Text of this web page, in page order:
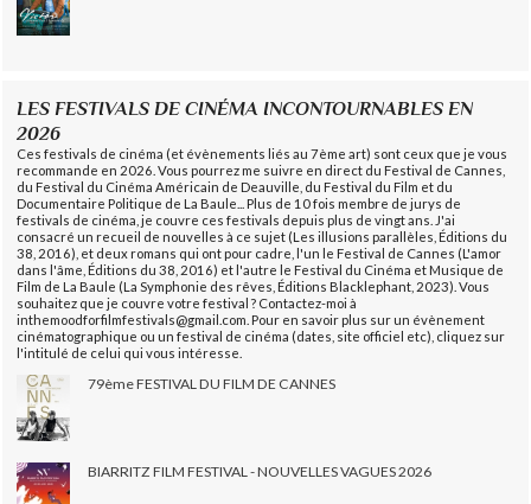
LES FESTIVALS DE CINÉMA INCONTOURNABLES EN
2026
Ces festivals de cinéma (et évènements liés au 7ème art) sont ceux que je vous
recommande en 2026. Vous pourrez me suivre en direct du Festival de Cannes,
du Festival du Cinéma Américain de Deauville, du Festival du Film et du
Documentaire Politique de La Baule... Plus de 10 fois membre de jurys de
festivals de cinéma, je couvre ces festivals depuis plus de vingt ans. J'ai
consacré un recueil de nouvelles à ce sujet (Les illusions parallèles, Éditions du
38, 2016), et deux romans qui ont pour cadre, l'un le Festival de Cannes (L'amor
dans l'âme, Éditions du 38, 2016) et l'autre le Festival du Cinéma et Musique de
Film de La Baule (La Symphonie des rêves, Éditions Blacklephant, 2023). Vous
souhaitez que je couvre votre festival ? Contactez-moi à
inthemoodforfilmfestivals@gmail.com. Pour en savoir plus sur un évènement
cinématographique ou un festival de cinéma (dates, site officiel etc), cliquez sur
l'intitulé de celui qui vous intéresse.
79ème FESTIVAL DU FILM DE CANNES
BIARRITZ FILM FESTIVAL - NOUVELLES VAGUES 2026